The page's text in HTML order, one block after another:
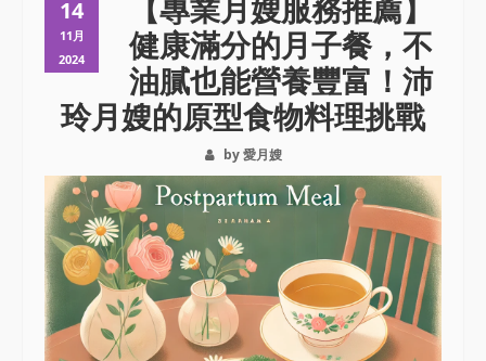
14
11月
2024
【專業月嫂服務推薦】
健康滿分的月子餐，不
油膩也能營養豐富！沛
玲月嫂的原型食物料理挑戰
by 愛月嫂